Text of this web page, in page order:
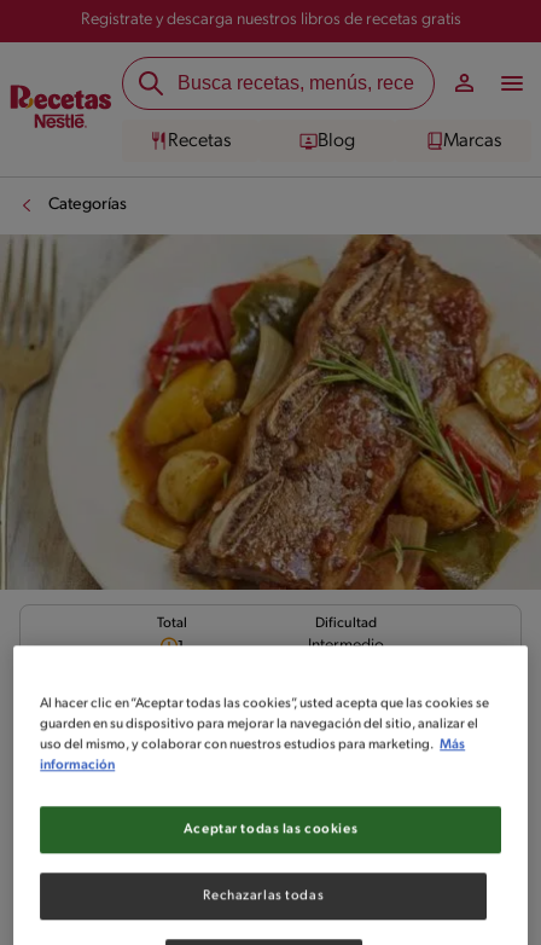
Registrate y descarga nuestros libros de recetas gratis
Recetas Blog Marcas
Categorías
Total
1
Dificultad
Intermedio
Tira de asado Jugosa
Al hacer clic en “Aceptar todas las cookies”, usted acepta que las cookies se
guarden en su dispositivo para mejorar la navegación del sitio, analizar el
uso del mismo, y colaborar con nuestros estudios para marketing. Más
información
Rechazarlas todas
Aceptar todas las cookies